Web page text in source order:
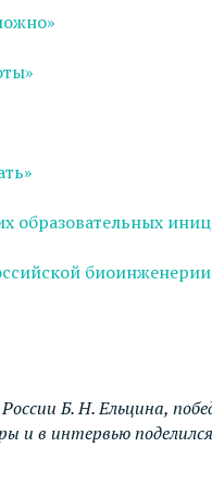
образовательных
биоинженерии
Б. Н. Ельцина,
и в интервью